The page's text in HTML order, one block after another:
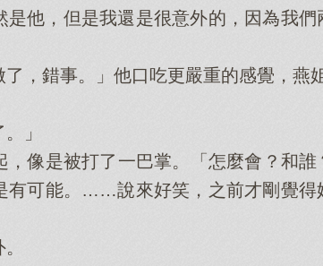
，但是我還是很意外的，因為我們
錯事。」他口吃更嚴重的感覺，燕
」
像是被打了一巴掌。「怎麼會？和
有可能。……說來好笑，之前才剛覺得